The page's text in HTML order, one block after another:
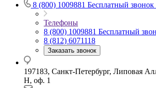
8 (800) 1009881 Бесплатный
Телефоны
8 (800) 1009881 Бесплатный
8 (812) 6071118
Заказать звонок
197183, Санкт-Петербург, Липовая
Н, оф. 1